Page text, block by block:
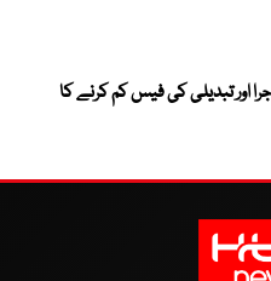
اور تبدیلی کی فیس کم کرنے کا